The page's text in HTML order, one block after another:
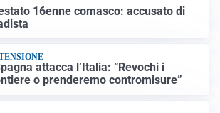
16enne comasco: accusato di
attacca l’Italia: “Revochi i